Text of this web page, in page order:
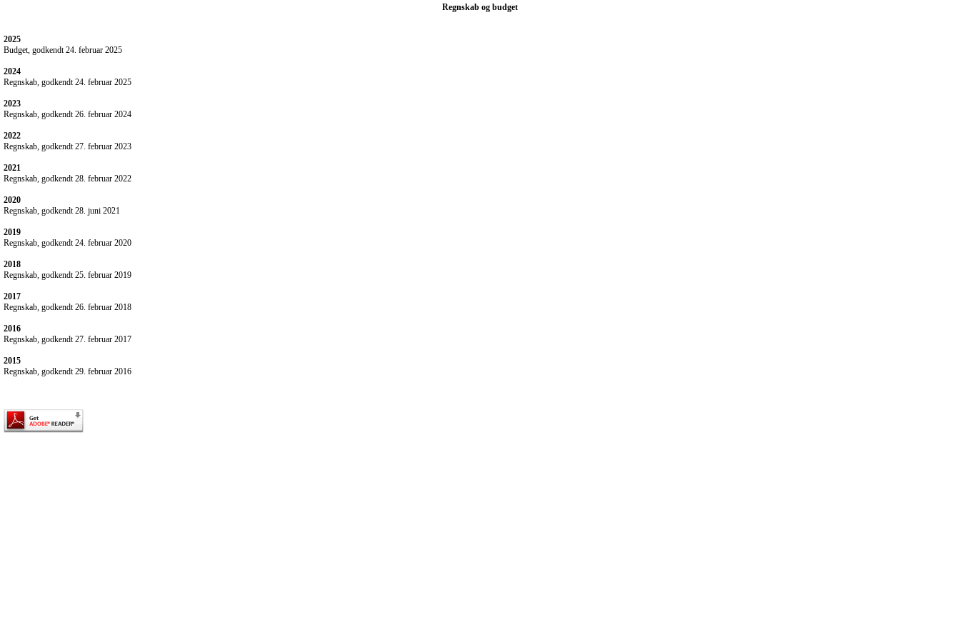
Regnskab og budget
2025
Budget, godkendt 24. februar 2025
2024
Regnskab, godkendt 24. februar 2025
2023
Regnskab, godkendt 26. februar 2024
2022
Regnskab, godkendt 27. februar 2023
2021
Regnskab, godkendt 28. februar 2022
2020
Regnskab, godkendt 28. juni 2021
2019
Regnskab, godkendt 24. februar 2020
2018
Regnskab, godkendt 25. februar 2019
2017
Regnskab, godkendt 26. februar 2018
2016
Regnskab, godkendt 27. februar 2017
2015
Regnskab, godkendt 29. februar 2016